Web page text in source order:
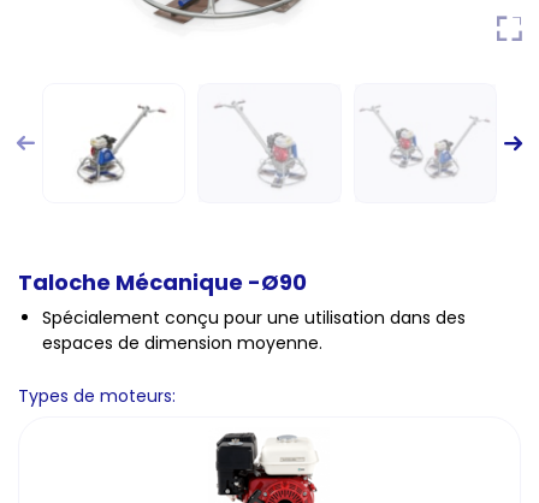
Taloche Mécanique -Ø90
Spécialement conçu pour une utilisation dans des
espaces de dimension moyenne.
Types de moteurs: